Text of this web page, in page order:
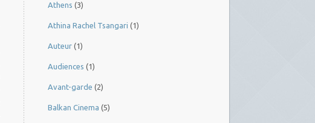
Athens (3)
Athina Rachel Tsangari (1)
Auteur (1)
Audiences (1)
Avant-garde (2)
Balkan Cinema (5)